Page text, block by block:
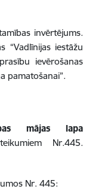
invērtējums.
“Vadlīnijas iestāžu
ievērošanas
pamatošanai”.
mājas lapa
Nr.445.
Nr. 445: